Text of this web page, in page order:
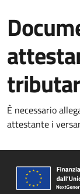
È necessario
attestante i